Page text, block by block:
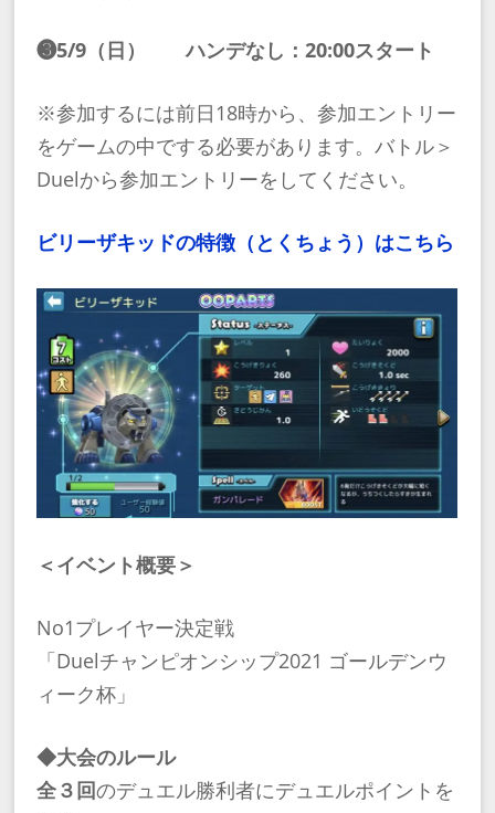
❸5/9（日） ハンデなし：20:00スタート
※参加するには前日18時から、参加エントリー
をゲームの中でする必要があります。バトル＞
Duelから参加エントリーをしてください。
ビリーザキッドの特徴（とくちょう）はこちら
＜イベント概要＞
No1プレイヤー決定戦
「Duelチャンピオンシップ2021 ゴールデンウ
ィーク杯」
◆大会のルール
全３回のデュエル勝利者にデュエルポイントを